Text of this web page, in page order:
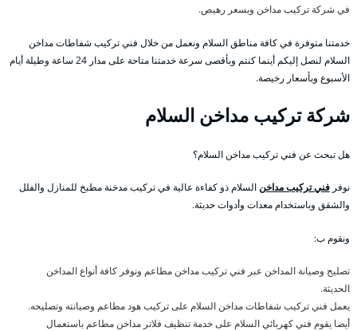
في شركة تركيب مداخن وبسعر رهيص.
خدمتنا متوفرة في كافة مناطق السلام ونعمل من خلال فني تركيب شفاطات مداخن
السلام لنصل إليكم أينما كنتم وبأقصى سرعة خدمتنا متاحة على مدار 24 ساعة وطيلة أيام
الأسبوع وبأسعار رخيصة.
شركة تركيب مداخن السلام
هل تبحث عن فني تركيب مداخن السلام؟
نوفر فني تركيب مداخنالسلام ذو كفاءة عالية في تركيب مدخنة مطبخ للمنازل والفلل
والشقق وباستخدام معدات وأدوات حديثة.
ونقوم ب:
تصليح وصيانة المداخن عبر فني تركيب مداخن مطاعم ونوفر كافة أنواع المداخن
الحديثة.
يعمل فني تركيب شفاطات مداخن السلام على تركيب هود مطاعم وصيانته وتصليحه.
أيضا يقوم فني كهربائي السلام على خدمة تنظيف فلاتر مداخن مطاعم باستعمال